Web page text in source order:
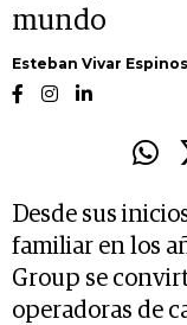
mundo
Esteban Vivar
Desde sus
familiar en los
Group se
operadoras de